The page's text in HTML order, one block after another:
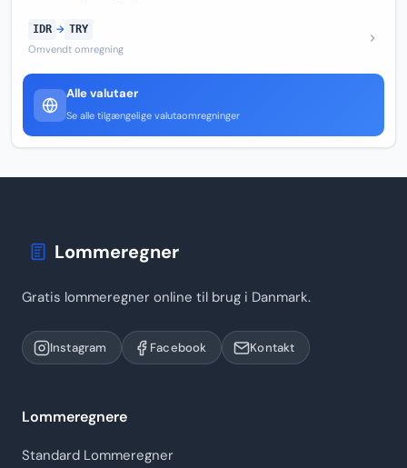
IDR → TRY
Omvendt omregning
Alle valutaer
Se alle tilgængelige valutaomregninger
Lommeregner
Gratis lommeregner online til brug i Danmark.
Instagram Facebook Kontakt
Lommeregnere
Standard Lommeregner